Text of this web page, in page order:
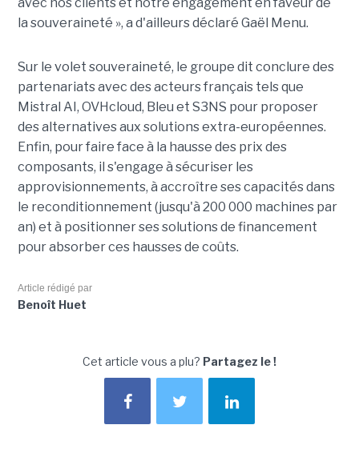
la souveraineté », a d'ailleurs déclaré Gaël Menu.
Sur le volet souveraineté, le groupe dit conclure des
partenariats avec des acteurs français tels que
Mistral AI, OVHcloud, Bleu et S3NS pour proposer
des alternatives aux solutions extra-européennes.
Enfin, pour faire face à la hausse des prix des
composants, il s'engage à sécuriser les
approvisionnements, à accroître ses capacités dans
le reconditionnement (jusqu'à 200 000 machines par
an) et à positionner ses solutions de financement
pour absorber ces hausses de coûts.
Article rédigé par
Benoît Huet
Cet article vous a plu? Partagez le !